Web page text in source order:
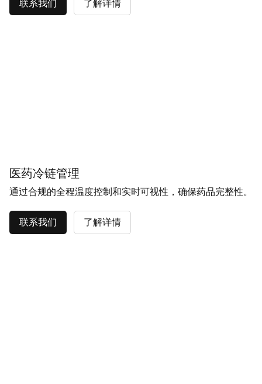
联系我们 了解详情
医药冷链管理
通过合规的全程温度控制和实时可视性，确保药品完整性。
联系我们 了解详情